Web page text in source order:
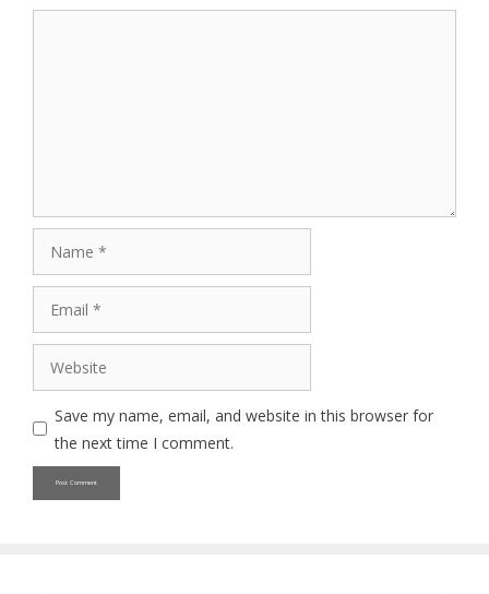
Save my name, email, and website in this browser for
the next time I comment.